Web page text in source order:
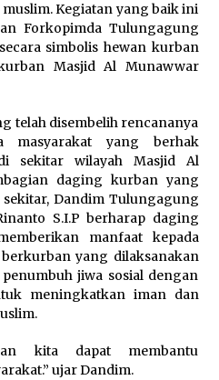
Apresiasi
Layanan Hukum
2026
Malut Semarakkan HUT
Pengayoman ke-81
Fun Walk di Ternate
2026
Indonesia Sports Summit
Beyond the Game
2026
Kegiatan yang baik ini
Forkopimda Tulungagung
simbolis hewan kurban
Masjid Al Munawwar
telah disembelih rencananya
masyarakat yang berhak
sekitar wilayah Masjid Al
daging kurban yang
Dandim Tulungagung
S.I.P berharap daging
manfaat kepada
yang dilaksanakan
jiwa sosial dengan
meningkatkan iman dan
kita dapat membantu
ujar Dandim.